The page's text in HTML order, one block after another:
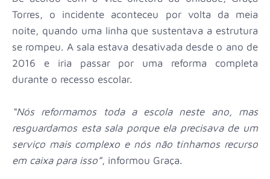
Torres, o incidente aconteceu por volta da meia
noite, quando uma linha que sustentava a estrutura
se rompeu. A sala estava desativada desde o ano de
2016 e iria passar por uma reforma completa
durante o recesso escolar.
“Nós reformamos toda a escola neste ano, mas
resguardamos esta sala porque ela precisava de um
serviço mais complexo e nós não tínhamos recurso
em caixa para isso”, informou Graça.